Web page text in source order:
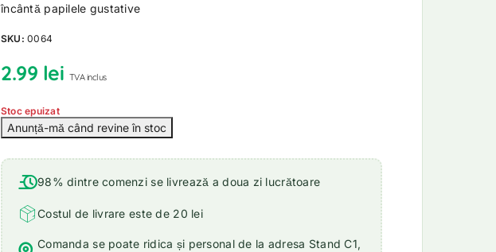
încântă papilele gustative
SKU:0064
2.99 lei TVA inclus
Stoc epuizat
98% dintre comenzi se livrează a doua zi lucrătoare
Costul de livrare este de 20 lei
Comanda se poate ridica și personal de la adresa Stand C1,